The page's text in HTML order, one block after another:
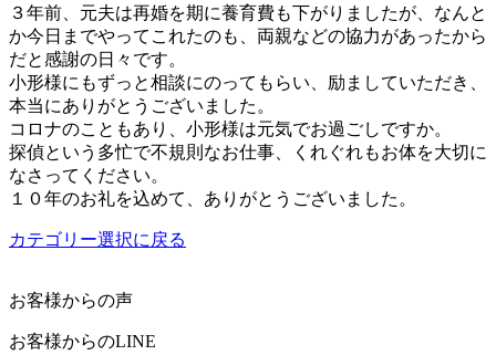
３年前、元夫は再婚を期に養育費も下がりましたが、なんと
か今日までやってこれたのも、両親などの協力があったから
だと感謝の日々です。
小形様にもずっと相談にのってもらい、励ましていただき、
本当にありがとうございました。
コロナのこともあり、小形様は元気でお過ごしですか。
探偵という多忙で不規則なお仕事、くれぐれもお体を大切に
なさってください。
１０年のお礼を込めて、ありがとうございました。
カテゴリー選択に戻る
お客様からの声
お客様からのLINE